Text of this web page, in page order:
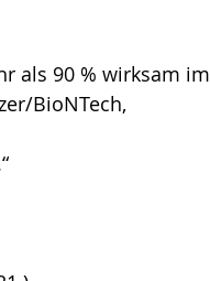
als 90 % wirksam im
BioNTech,